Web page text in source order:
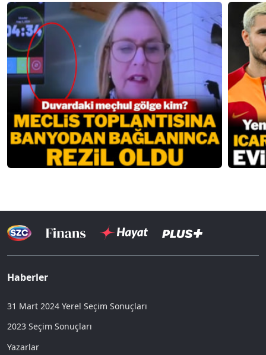
Haberler
31 Mart 2024 Yerel Seçim Sonuçları
2023 Seçim Sonuçları
Yazarlar